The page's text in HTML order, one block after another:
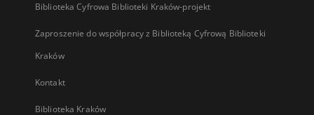
Biblioteka Cyfrowa Biblioteki Kraków-projekt
Zaproszenie do współpracy z Biblioteką Cyfrową Biblioteki
Kraków
Kontakt
Biblioteka Kraków